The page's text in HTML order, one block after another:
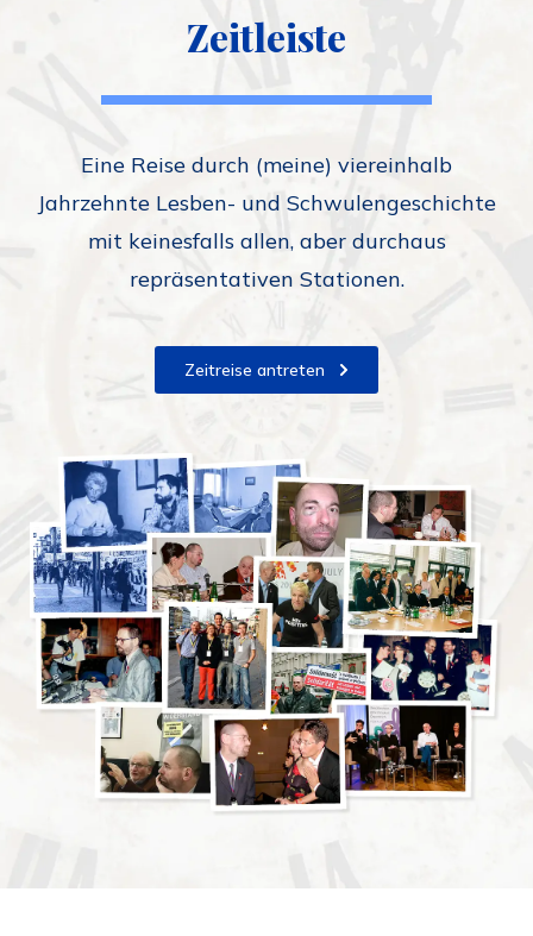
Zeitleiste
Eine Reise durch (meine) viereinhalb
Jahrzehnte Lesben- und Schwulengeschichte
mit keinesfalls allen, aber durchaus
repräsentativen Stationen.
Zeitreise antreten